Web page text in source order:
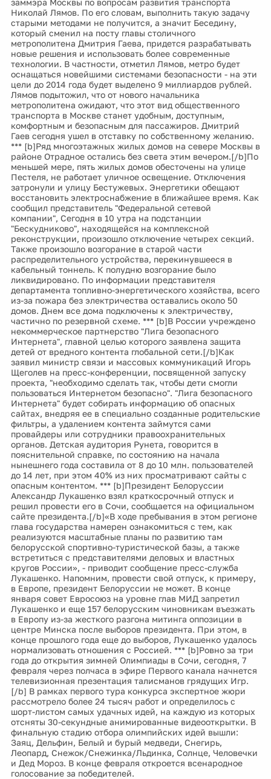
Николай Лямов. По его словам, выполнить такую задачу
старыми методами не получится, а значит Беседину,
который сменил на посту главы столичного
метрополитена Дмитрия Гаева, придется разрабатывать
новые решения и использовать более современные
технологии. В частности, отметил Лямов, метро будет
оснащаться новейшими системами безопасности - на эти
цели до 2014 года будет выделено 9 миллиардов рублей.
Лямов подытожил, что от нового начальника
метрополитена ожидают, что этот вид общественного
транспорта в Москве станет удобным, доступным,
комфортным и безопасным для пассажиров. Дмитрий
Гаев сегодня ушел в отставку по собственному желанию.
*** [b]Ряд многоэтажных жилых домов на севере Москвы в
районе Отрадное остались без света этим вечером.[/b]По
меньшей мере, пять жилых домов обесточены на улице
Пестеля, не работает уличное освещение. Отключения
затронули и улицу Бестужевых. Энергетики обещают
восстановить электроснабжение в ближайшее время. Как
сообщил представитель "Федеральной сетевой
компании", Сегодня в 10 утра на подстанции
"Бескудниково", находящейся на комплексной
реконструкции, произошло отключение четырех секций.
Также произошло возгорание в старой части
распределительного устройства, перекинувшееся в
кабельный тоннель. К полудню возгорание было
ликвидировано. По информации представителя
департамента топливно-энергетического хозяйства, всего
из-за пожара без электричества оставались около 50
домов. Днем все дома подключены к электричеству,
частично по резервной схеме. *** [b]В России учреждено
некоммерческое партнерство "Лига безопасного
Интернета", главной целью которого заявлена защита
детей от вредного контента глобальной сети.[/b]Как
заявил министр связи и массовых коммуникаций Игорь
Щеголев на пресс-конференции, посвященной запуску
проекта, "необходимо сделать так, чтобы дети смогли
пользоваться Интернетом безопасно". "Лига безопасного
Интернета" будет собирать информацию об опасных
сайтах, внедряя ее в специально созданные родительские
фильтры, а удалением контента займутся сами
провайдеры или сотрудники правоохранительных
органов. Детская аудитория Рунета, говорится в
пояснительной справке, по состоянию на начала
нынешнего года составила от 8 до 10 млн. пользователей
до 14 лет, при этом 40% из них просматривают сайты с
опасным контентом. *** [b]Президент Белоруссии
Александр Лукашенко взял краткосрочный отпуск и
решил провести его в Сочи, сообщается на официальном
сайте президента.[/b]«В ходе пребывания в этом регионе
глава государства намерен ознакомиться с тем, как
реализуются масштабные планы по развитию там
белорусской спортивно-туристической базы, а также
встретиться с представителями деловых и властных
кругов России», - приводит сообщение пресс-служба
Лукашенко. Напомним, провести свой отпуск, к примеру,
в Европе, президент Белоруссии не может. В конце
января совет Евросоюз на уровне глав МИД запретил
Лукашенко и еще 157 белорусским чиновникам въезжать
в Европу из-за жесткого разгона митинга оппозиции в
центре Минска после выборов президента. При этом, в
конце прошлого года еще до выборов, Лукашенко удалось
нормализовать отношения с Россией. *** [b]Ровно за три
года до открытия зимней Олимпиады в Сочи, сегодня, 7
февраля через полчаса в эфире Первого канала начнется
телевизионная презентация талисманов грядущих Игр.
[/b] В рамках первого тура конкурса экспертное жюри
рассмотрело более 24 тысяч работ и определилось с
шорт-листом самых удачных идей, на каждую из которых
отсняты 30-секундные анимированные видеооткрытки. В
финальную стадию отбора олимпийских идей вышли:
Заяц, Дельфин, Белый и бурый медведи, Снегирь,
Леопард, Снежок/Снежинка/Льдинка, Солнце, Человечки
и Дед Мороз. В конце февраля откроется всенародное
голосование за победителей.